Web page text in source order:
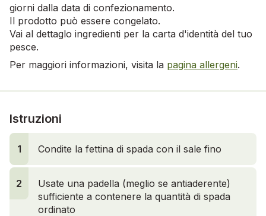
giorni dalla data di confezionamento.
Il prodotto può essere congelato.
Vai al dettaglo ingredienti per la carta d'identità del tuo
pesce.
Per maggiori informazioni, visita la pagina allergeni.
Istruzioni
1 Condite la fettina di spada con il sale fino
2
Usate una padella (meglio se antiaderente)
sufficiente a contenere la quantità di spada
ordinato